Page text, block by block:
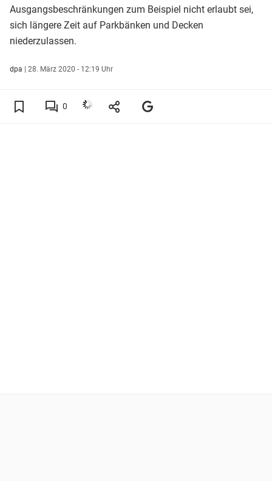
Ausgangsbeschränkungen zum Beispiel nicht erlaubt sei,
sich längere Zeit auf Parkbänken und Decken
niederzulassen.
dpa | 28. März 2020 - 12:19 Uhr
0